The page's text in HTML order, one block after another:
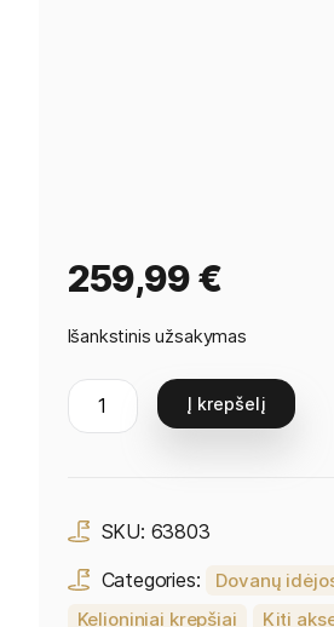
259,99€
Išankstinis užsakymas
Į krepšelį
SKU: 63803
Categories:
Dovanų
Kelioniniai krepšiai
Kiti